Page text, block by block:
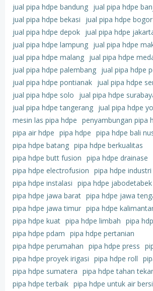
jual pipa hdpe bandung jual pipa hdpe
jual pipa hdpe bekasi
jual pipa hdpe bogor
jual pipa hdpe depok jual pipa hdpe
jual pipa hdpe lampung jual pipa hdpe
jual pipa hdpe malang jual pipa hdpe
jual pipa hdpe palembang jual pipa hdpe
jual pipa hdpe pontianak jual pipa hdpe
jual pipa hdpe solo
jual pipa hdpe
jual pipa hdpe tangerang jual pipa hdpe
mesin las pipa hdpe penyambungan pipa
pipa air hdpe pipa hdpe pipa hdpe bali
pipa hdpe batang pipa hdpe berkualitas
pipa hdpe butt fusion pipa hdpe drainase
pipa hdpe electrofusion pipa hdpe industri
pipa hdpe instalasi pipa hdpe jabodetabek
pipa hdpe jawa barat pipa hdpe jawa
pipa hdpe jawa timur pipa hdpe
pipa hdpe kuat pipa hdpe limbah pipa
pipa hdpe pdam pipa hdpe pertanian
pipa hdpe perumahan pipa hdpe press
pipa hdpe proyek irigasi pipa hdpe roll
pipa hdpe sumatera pipa hdpe tahan
pipa hdpe terbaik pipa hdpe untuk air